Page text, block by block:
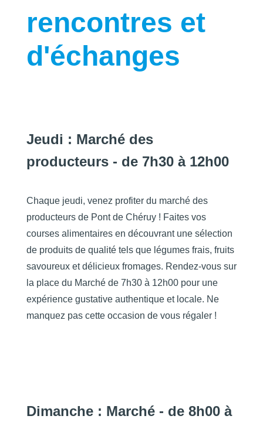
rencontres et
d'échanges
Jeudi : Marché des
producteurs - de 7h30 à 12h00
Chaque jeudi, venez profiter du marché des
producteurs de Pont de Chéruy ! Faites vos
courses alimentaires en découvrant une sélection
de produits de qualité tels que légumes frais, fruits
savoureux et délicieux fromages. Rendez-vous sur
la place du Marché de 7h30 à 12h00 pour une
expérience gustative authentique et locale. Ne
manquez pas cette occasion de vous régaler !
Dimanche : Marché - de 8h00 à